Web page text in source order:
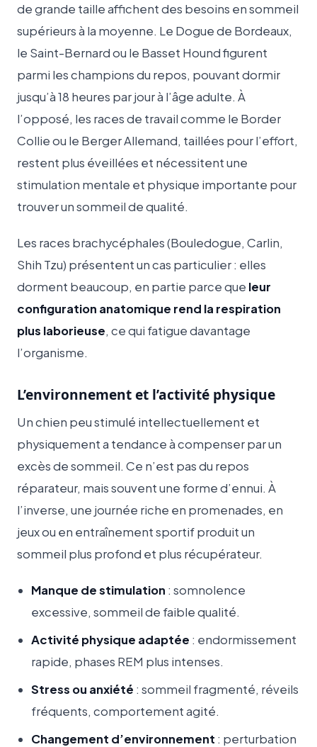
de grande taille affichent des besoins en sommeil
supérieurs à la moyenne. Le Dogue de Bordeaux,
le Saint-Bernard ou le Basset Hound figurent
parmi les champions du repos, pouvant dormir
jusqu’à 18 heures par jour à l’âge adulte. À
l’opposé, les races de travail comme le Border
Collie ou le Berger Allemand, taillées pour l’effort,
restent plus éveillées et nécessitent une
stimulation mentale et physique importante pour
trouver un sommeil de qualité.
Les races brachycéphales (Bouledogue, Carlin,
Shih Tzu) présentent un cas particulier : elles
dorment beaucoup, en partie parce que leur
configuration anatomique rend la respiration
plus laborieuse, ce qui fatigue davantage
l’organisme.
L’environnement et l’activité physique
Un chien peu stimulé intellectuellement et
physiquement a tendance à compenser par un
excès de sommeil. Ce n’est pas du repos
réparateur, mais souvent une forme d’ennui. À
l’inverse, une journée riche en promenades, en
jeux ou en entraînement sportif produit un
sommeil plus profond et plus récupérateur.
Manque de stimulation : somnolence
excessive, sommeil de faible qualité.
Activité physique adaptée : endormissement
rapide, phases REM plus intenses.
Stress ou anxiété : sommeil fragmenté, réveils
fréquents, comportement agité.
Changement d’environnement : perturbation